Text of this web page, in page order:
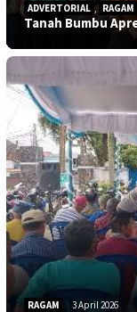
ADVERTORIAL , RAGAM
Tanah Bumbu
RAGAM 3 April 2026